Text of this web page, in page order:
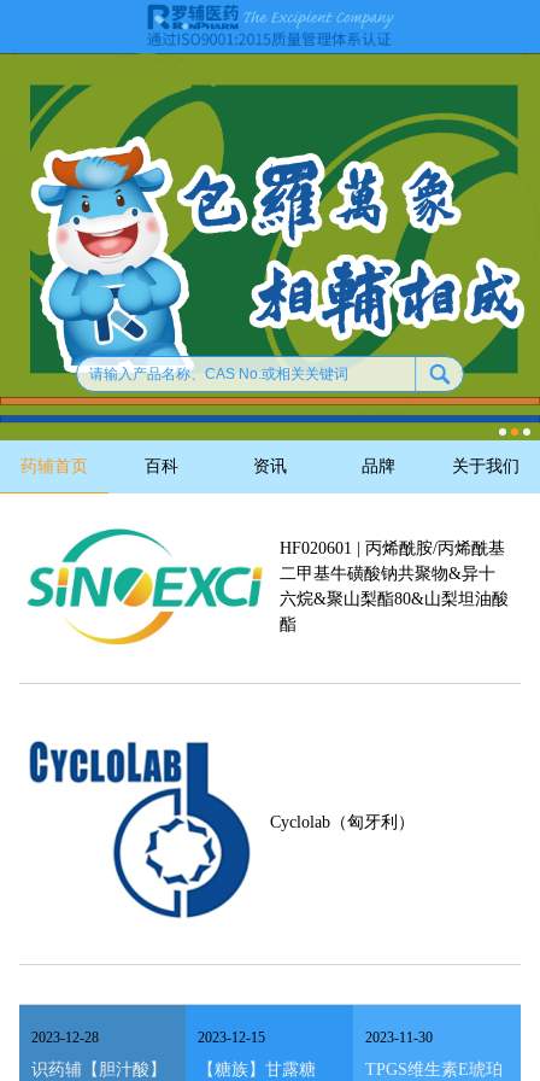
药辅首页 百科 资讯 品牌 关于我们
HF020601 | 丙烯酰胺/丙烯酰基
二甲基牛磺酸钠共聚物&异十
六烷&聚山梨酯80&山梨坦油酸
酯
Cyclolab（匈牙利）
识药辅【胆汁酸】
2023-12-28
【糖族】甘露糖
2023-12-15
TPGS维生素E琥珀
2023-11-30